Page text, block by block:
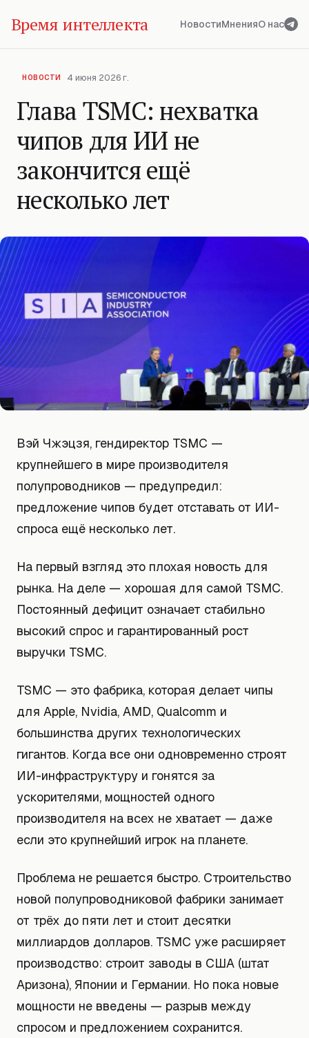
Время интеллекта НовостиМненияО нас
НОВОСТИ 4 июня 2026 г.
Глава TSMC: нехватка
чипов для ИИ не
закончится ещё
несколько лет
Вэй Чжэцзя, гендиректор TSMC —
крупнейшего в мире производителя
полупроводников — предупредил:
предложение чипов будет отставать от ИИ-
спроса ещё несколько лет.
На первый взгляд это плохая новость для
рынка. На деле — хорошая для самой TSMC.
Постоянный дефицит означает стабильно
высокий спрос и гарантированный рост
выручки TSMC.
TSMC — это фабрика, которая делает чипы
для Apple, Nvidia, AMD, Qualcomm и
большинства других технологических
гигантов. Когда все они одновременно строят
ИИ-инфраструктуру и гонятся за
ускорителями, мощностей одного
производителя на всех не хватает — даже
если это крупнейший игрок на планете.
Проблема не решается быстро. Строительство
новой полупроводниковой фабрики занимает
от трёх до пяти лет и стоит десятки
миллиардов долларов. TSMC уже расширяет
производство: строит заводы в США (штат
Аризона), Японии и Германии. Но пока новые
мощности не введены — разрыв между
спросом и предложением сохранится.